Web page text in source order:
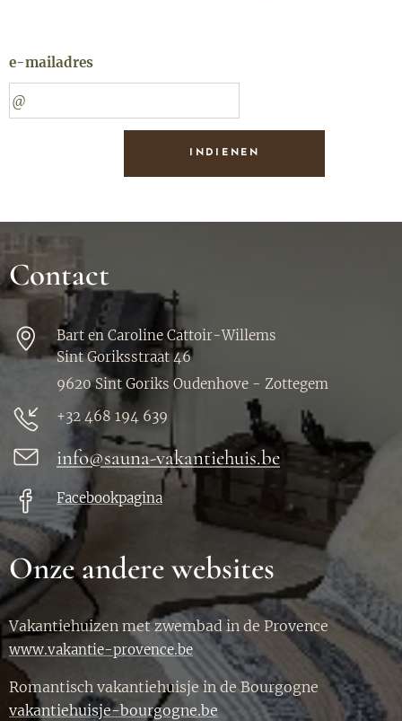
e-mailadres
INDIENEN
Contact
Bart en Caroline Cattoir-Willems
Sint Goriksstraat 46
9620 Sint Goriks Oudenhove - Zottegem
+32 468 194 639
info@sauna-vakantiehuis.be
Facebookpagina
Onze andere websites
Vakantiehuizen met zwembad in de Provence
www.vakantie-provence.be
Romantisch vakantiehuisje in de Bourgogne
vakantiehuisje-bourgogne.be